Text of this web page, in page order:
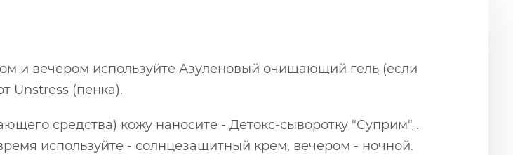
и вечером используйте Азуленовый очищающий гель (если
Unstress (пенка).
средства) кожу наносите - Детокс-сыворотку "Суприм" .
используйте - солнцезащитный крем, вечером - ночной.